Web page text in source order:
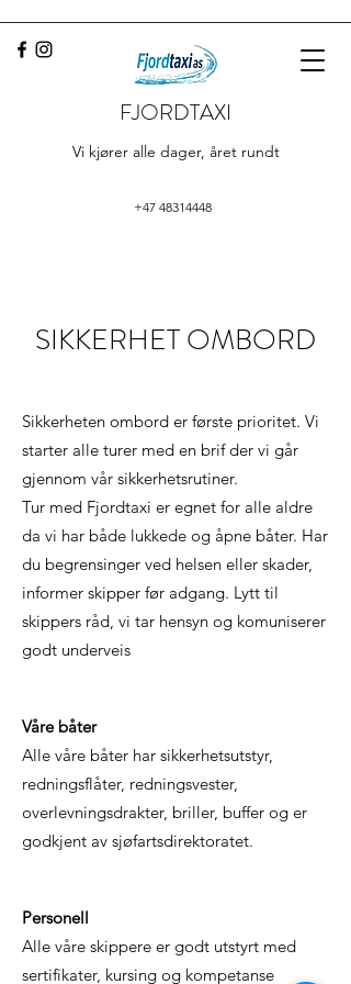
FJORDTAXI
Vi kjører alle dager, året rundt
+47 48314448
SIKKERHET OMBORD
Sikkerheten ombord er første prioritet. Vi
starter alle turer med en brif der vi går
gjennom vår sikkerhetsrutiner.
Tur med Fjordtaxi er egnet for alle aldre
da vi har både lukkede og åpne båter. Har
du begrensinger ved helsen eller skader,
informer skipper før adgang. Lytt til
skippers råd, vi tar hensyn og komuniserer
godt underveis
Våre båter
Alle våre båter har sikkerhetsutstyr,
redningsflåter, redningsvester,
overlevningsdrakter, briller, buffer og er
godkjent av sjøfartsdirektoratet.
Personell
Alle våre skippere er godt utstyrt med
sertifikater, kursing og kompetanse